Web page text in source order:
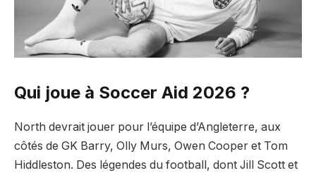
Qui joue à Soccer Aid 2026 ?
North devrait jouer pour l’équipe d’Angleterre, aux
côtés de GK Barry, Olly Murs, Owen Cooper et Tom
Hiddleston. Des légendes du football, dont Jill Scott et